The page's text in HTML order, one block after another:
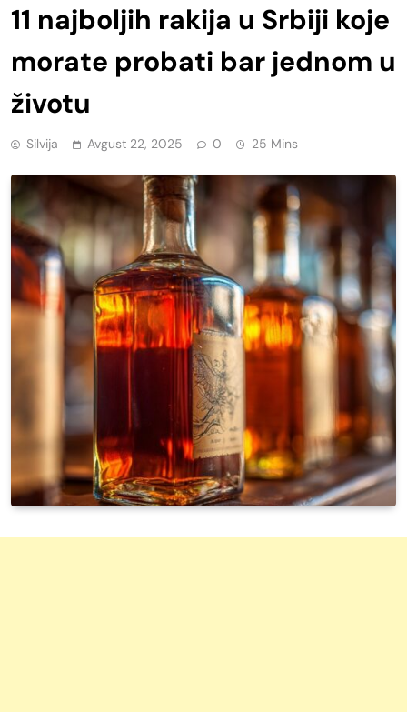
11 najboljih rakija u Srbiji koje
morate probati bar jednom u
životu
Silvija Avgust 22, 2025 0 25 Mins